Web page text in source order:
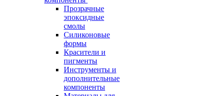
Прозрачные
эпоксидные
смолы
Силиконовые
формы
Красители и
пигменты
Инструменты и
дополнительные
компоненты